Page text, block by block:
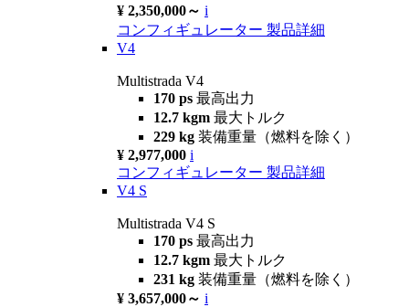
¥ 2,350,000～ i
コンフィギュレーター 製品詳細
V4
Multistrada V4
170 ps 最高出力
12.7 kgm 最大トルク
229 kg 装備重量（燃料を除く）
¥ 2,977,000 i
コンフィギュレーター 製品詳細
V4 S
Multistrada V4 S
170 ps 最高出力
12.7 kgm 最大トルク
231 kg 装備重量（燃料を除く）
¥ 3,657,000～ i